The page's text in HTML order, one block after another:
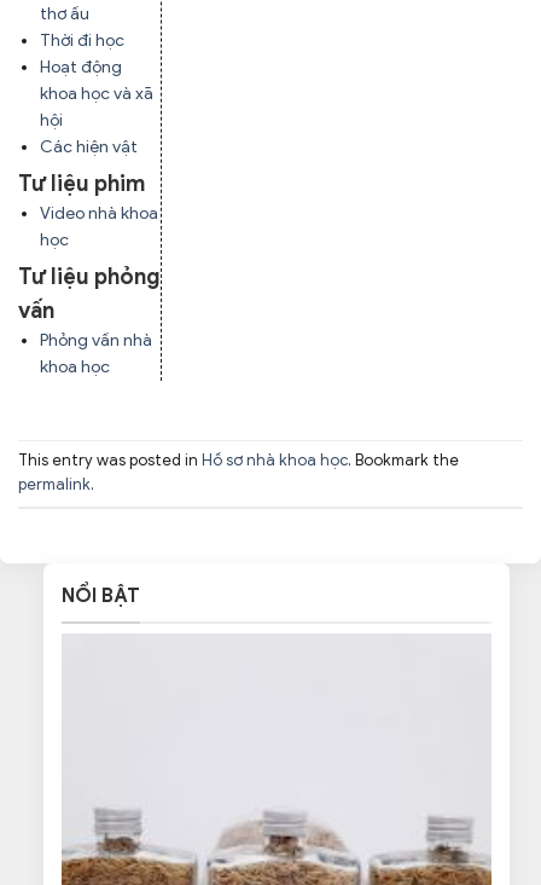
thơ ấu
Thời đi học
Hoạt động
khoa học và xã
hội
Các hiện vật
Tư liệu phim
Video nhà khoa
học
Tư liệu phỏng
vấn
Phỏng vấn nhà
khoa học
This entry was posted in Hồ sơ nhà khoa học. Bookmark the
permalink.
NỔI BẬT